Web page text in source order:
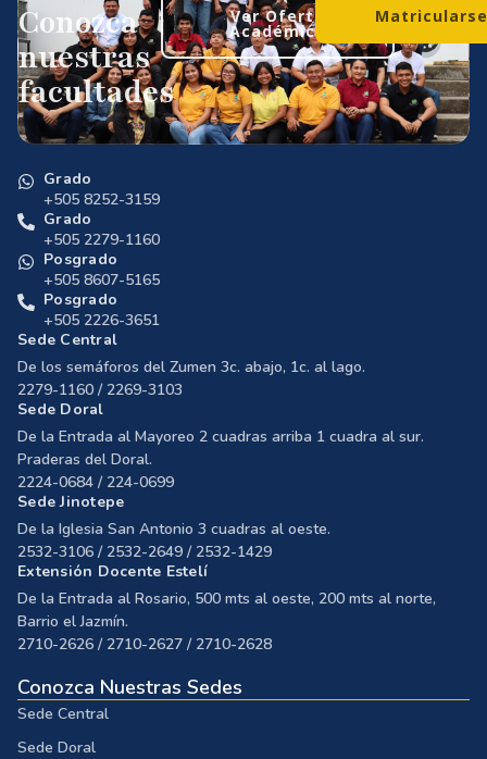
Conozca
nuestras
facultades
Ver Oferta
Académica
Grado
+505 8252-3159
Grado
+505 2279-1160
Posgrado
+505 8607-5165
Posgrado
+505 2226-3651
Sede Central
De los semáforos del Zumen 3c. abajo, 1c. al lago.
2279-1160 / 2269-3103
Sede Doral
De la Entrada al Mayoreo 2 cuadras arriba 1 cuadra al sur.
Praderas del Doral.
2224-0684 / 224-0699
Sede Jinotepe
De la Iglesia San Antonio 3 cuadras al oeste.
2532-3106 / 2532-2649 / 2532-1429
Extensión Docente Estelí
De la Entrada al Rosario, 500 mts al oeste, 200 mts al norte,
Barrio el Jazmín.
2710-2626 / 2710-2627 / 2710-2628
Conozca Nuestras Sedes
Sede Central
Sede Doral